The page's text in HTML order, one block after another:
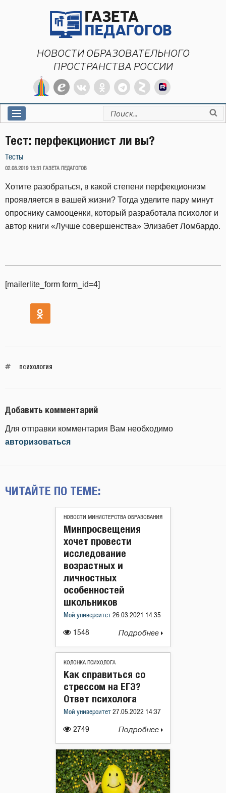
НОВОСТИ ОБРАЗОВАТЕЛЬНОГО
ПРОСТРАНСТВА РОССИИ
Искать:
Тест: перфекционист ли вы?
Тесты
ОПУБЛИКОВАНО
02.08.2019 13:31 ГАЗЕТА ПЕДАГОГОВ
Хотите разобраться, в какой степени перфекционизм
проявляется в вашей жизни? Тогда уделите пару минут
опроснику самооценки, который разработала психолог и
автор книги «Лучше совершенства» Элизабет Ломбардо.
[mailerlite_form form_id=4]
ПСИХОЛОГИЯ
Добавить комментарий
Для отправки комментария Вам необходимо
авторизоваться
ЧИТАЙТЕ ПО ТЕМЕ:
НОВОСТИ МИНИСТЕРСТВА ОБРАЗОВАНИЯ
1548
Минпросвещения
хочет провести
исследование
возрастных и
личностных
особенностей
школьников
Мой университет 26.03.2021 14:35
Подробнее
КОЛОНКА ПСИХОЛОГА
2749
Как справиться со
стрессом на ЕГЭ?
Ответ психолога
Мой университет 27.05.2022 14:37
Подробнее